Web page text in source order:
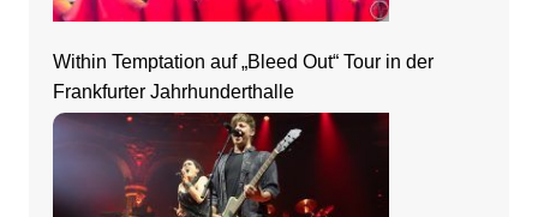
Within Temptation auf „Bleed Out“ Tour in der
Frankfurter Jahrhunderthalle